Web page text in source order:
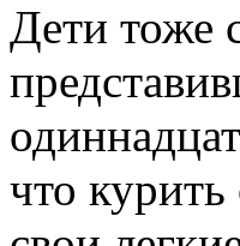
Дети тоже
что курить